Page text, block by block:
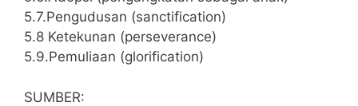
5.7.Pengudusan (sanctification)
5.8 Ketekunan (perseverance)
5.9.Pemuliaan (glorification)
SUMBER: